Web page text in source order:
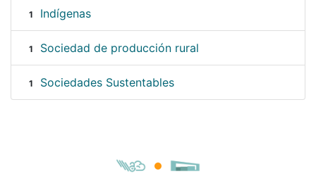
1 Indígenas
1 Sociedad de producción rural
1 Sociedades Sustentables